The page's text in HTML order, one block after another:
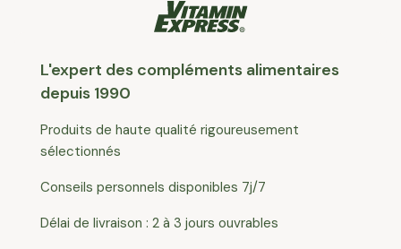
L'expert des compléments alimentaires
depuis 1990
Produits de haute qualité rigoureusement
sélectionnés
Conseils personnels disponibles 7j/7
Délai de livraison : 2 à 3 jours ouvrables